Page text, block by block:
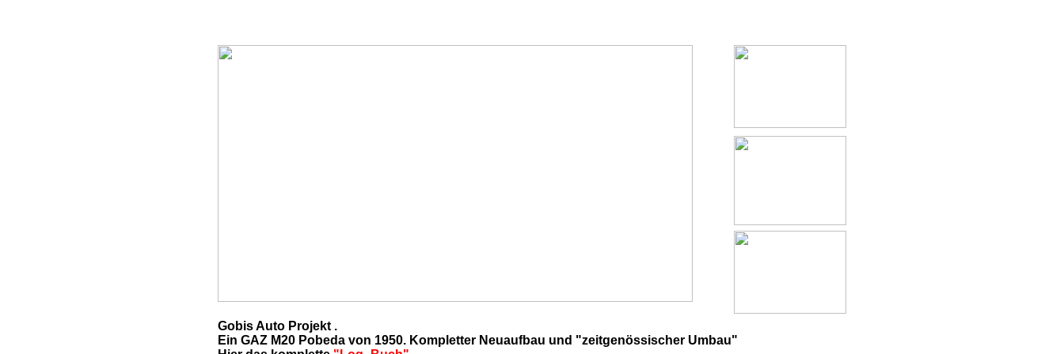
Gobis Auto Projekt .
Ein GAZ M20 Pobeda von 1950. Kompletter Neuaufbau und "zeitgenössischer Umbau"